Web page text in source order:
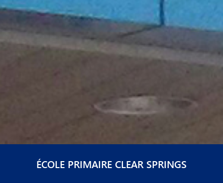
ÉCOLE PRIMAIRE CLEAR SPRINGS